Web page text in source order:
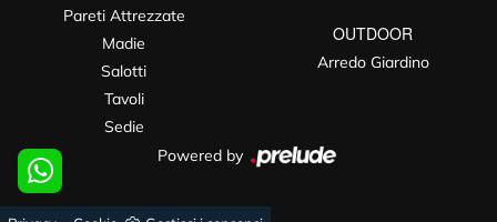
Pareti Attrezzate
Madie
Salotti
Tavoli
Sedie
OUTDOOR
Arredo Giardino
Powered by